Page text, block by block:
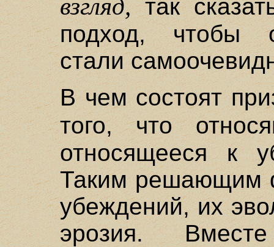
взгляд,так
подход, чтобы
стали
В чем состоят
того, что
относящееся к
Таким решающим
убеждений, их
эрозия.